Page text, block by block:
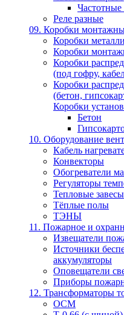
Частотные
Реле разные
09. Коробки
Коробки
Коробки
Коробки
(под гофру,
Коробки
(бетон,
Коробки
Бетон
10. Оборудование
Кабель
Конвекторы
Обогреватели
Регуляторы
Тепловые завесы
Тёплые полы
ТЭНЫ
11. Пожарное и
Извещатели
Источники
аккумуляторы
Оповещатели
Приборы
12. Трансформаторы
ОСМ